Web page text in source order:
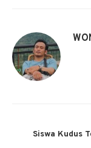
Siswa Kudus